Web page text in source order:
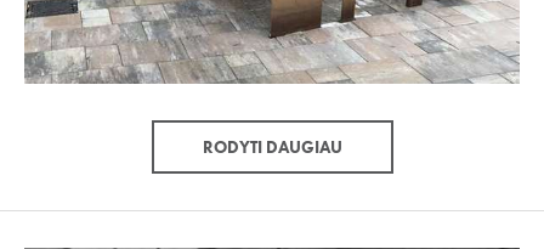
RODYTI DAUGIAU